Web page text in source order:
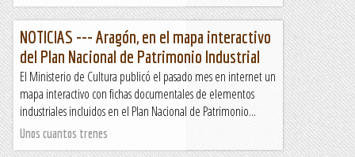
NOTICIAS --- Aragón, en el mapa interactivo
del Plan Nacional de Patrimonio Industrial
El Ministerio de Cultura publicó el pasado mes en internet un
mapa interactivo con fichas documentales de elementos
industriales incluidos en el Plan Nacional de Patrimonio...
Unos cuantos trenes